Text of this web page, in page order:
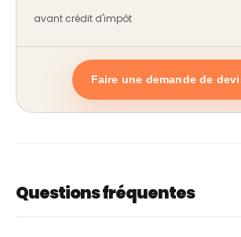
avant crédit d'impôt
Faire une demande de
Questions fréquentes